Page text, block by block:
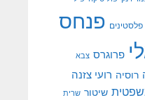
פלסטינים פנחס
פרוגרס צבא
רוסיה רועי צזנה
שיטור שרית